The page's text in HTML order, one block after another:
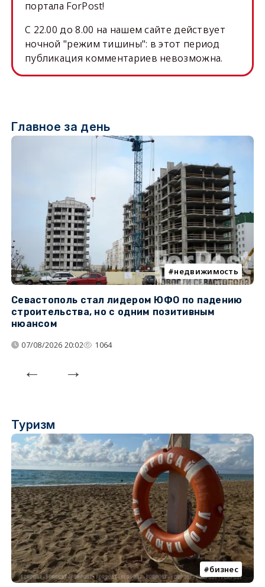
портала ForPost!
C 22.00 до 8.00 на нашем сайте действует
ночной "режим тишины": в этот период
публикация комментариев невозможна.
Главное за день
недвижимость
Севастополь стал лидером ЮФО по падению
строительства, но с одним позитивным
нюансом
07/08/2026 20:02 1064
Туризм
бизнес